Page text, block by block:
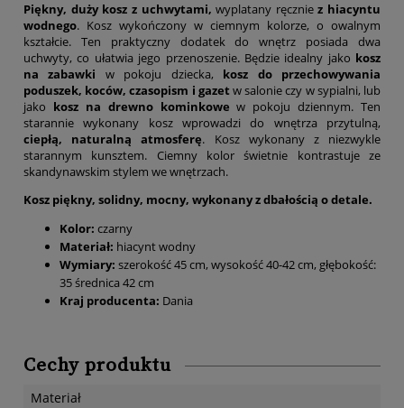
Piękny, duży kosz z uchwytami, wyplatany ręczniez hiacyntu
wodnego. Kosz wykończony w ciemnym kolorze, o owalnym
kształcie. Ten praktyczny dodatek do wnętrz posiada dwa
uchwyty, co ułatwia jego przenoszenie. Będzie idealny jako kosz
na zabawki w pokoju dziecka, kosz do przechowywania
poduszek, koców, czasopism i gazet w salonie czy w sypialni, lub
jako kosz na drewno kominkowe w pokoju dziennym. Ten
starannie wykonany kosz wprowadzi do wnętrza przytulną,
ciepłą, naturalną atmosferę. Kosz wykonany z niezwykle
starannym kunsztem. Ciemny kolor świetnie kontrastuje ze
skandynawskim stylem we wnętrzach.
Kosz piękny, solidny, mocny, wykonany z dbałością o detale.
Kolor: czarny
Materiał: hiacynt wodny
Wymiary: szerokość 45 cm, wysokość 40-42 cm, głębokość:
35 średnica 42 cm
Kraj producenta: Dania
Cechy produktu
Materiał